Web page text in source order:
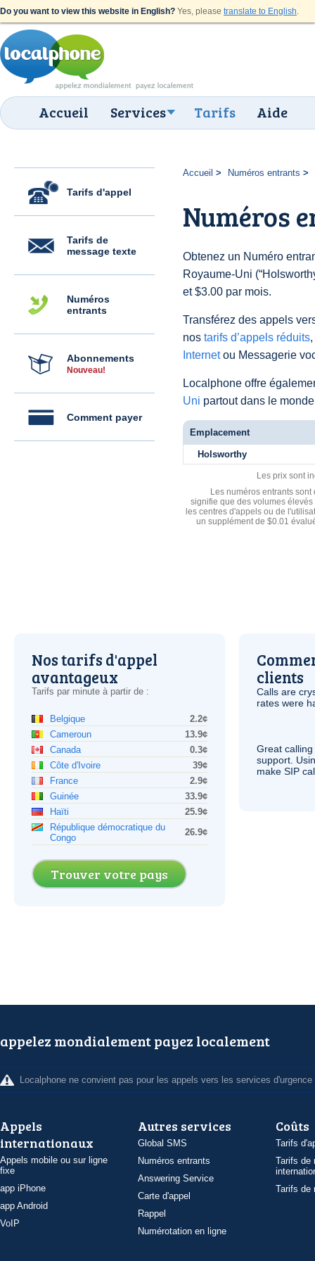
Do you want to view this website in English? Yes, please translate to English.
Accueil Services Tarifs Aide
Tarifs d'appel
Tarifs de
message texte
Numéros
entrants
Abonnements
Nouveau!
Comment payer
Accueil Numéros entrants
Numéros
Obtenez un Numéro
Royaume-Uni
et $3.00 par mois.
Transférez des appels
nos tarifs d’appels réduits
Internetou Messagerie
Localphone offre
Uni partout dans le
Emplacement
Holsworthy
Les prix sont
Les numéros entrants
signifie que des volumes
les centres d'appels ou de
un supplément de $0.01
Nos tarifs d'appel
avantageux
Tarifs par minute à partir de :
Belgique
2.2¢
Cameroun
13.9¢
Canada
0.3¢
Côte d'Ivoire
39¢
France
2.9¢
Guinée
33.9¢
Haïti
25.9¢
République démocratique du
Congo
26.9¢
Trouver votre pays
clients
Calls are
rates were
Great
support.
make SIP
appelez mondialement payez localement
Localphone ne convient pas pour les appels vers les services d'urgence
Appels
internationaux
Appels mobile ou sur ligne
fixe
app iPhone
app Android
VoIP
Autres services
Global SMS
Numéros entrants
Answering Service
Carte d'appel
Rappel
Numérotation en ligne
Coûts
Tarifs
Tarifs de
Tarifs de